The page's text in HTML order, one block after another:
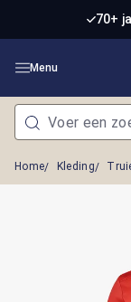
Ga naar de 70+
Menu
Home Kleding